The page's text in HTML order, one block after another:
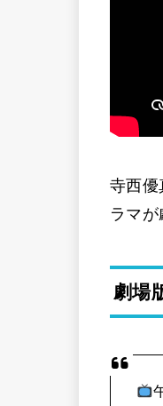
寺西優
ラマが
劇場